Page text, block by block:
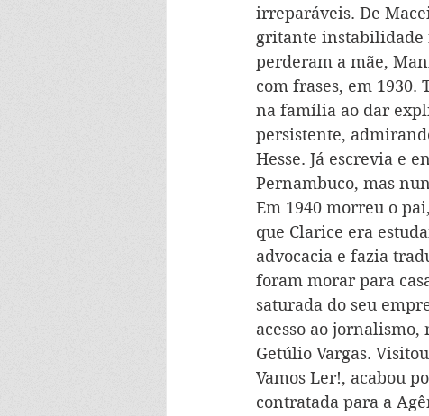
irreparáveis. De
gritante instabilidade
perderam a mãe,
com frases, em
na família ao dar
persistente,
Hesse. Já escrevia e
Pernambuco, mas
Em 1940 morreu o
que Clarice era
advocacia e fazia
foram morar para
saturada do seu
acesso ao
Getúlio Vargas.
Vamos Ler!, acabou
contratada para a